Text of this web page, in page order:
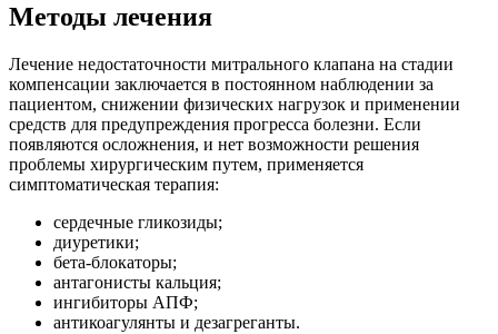
Методы лечения
Лечение недостаточности митрального клапана на стадии
компенсации заключается в постоянном наблюдении за
пациентом, снижении физических нагрузок и применении
средств для предупреждения прогресса болезни. Если
появляются осложнения, и нет возможности решения
проблемы хирургическим путем, применяется
симптоматическая терапия:
сердечные гликозиды;
диуретики;
бета-блокаторы;
антагонисты кальция;
ингибиторы АПФ;
антикоагулянты и дезагреганты.